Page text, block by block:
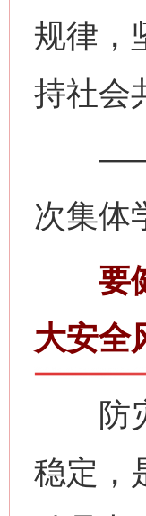
规律，
持社会
次集体
要健
大安全
防灾
稳定，